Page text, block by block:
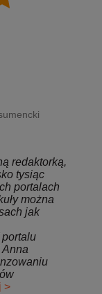
redaktorką,
tysiąc
portalach
można
jak
>